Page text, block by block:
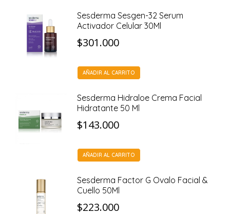
Sesderma Sesgen-32 Serum
Activador Celular 30Ml
$301.000
AÑADIR AL CARRITO
Sesderma Hidraloe Crema Facial
Hidratante 50 Ml
$143.000
AÑADIR AL CARRITO
Sesderma Factor G Ovalo Facial &
Cuello 50Ml
$223.000